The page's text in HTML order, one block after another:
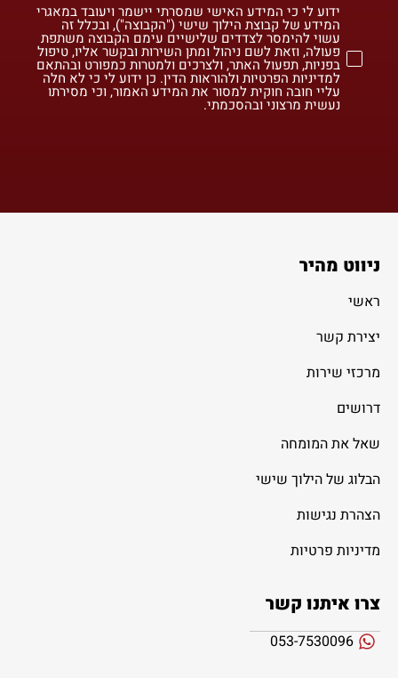
ידוע לי כי המידע האישי שמסרתי יישמר ויעובד במאגרי
המידע של קבוצת הילוך שישי ("הקבוצה"), ובכלל זה
עשוי להימסר לצדדים שלישיים עימם הקבוצה משתפת
פעולה, וזאת לשם ניהול ומתן השירות ובקשר אליו, טיפול
בפניות, תפעול האתר, ולצרכים ולמטרות כמפורט ובהתאם
למדיניות הפרטיות ולהוראות הדין. כן ידוע לי כי לא חלה
עליי חובה חוקית למסור את המידע האמור, וכי מסירתו
נעשית מרצוני ובהסכמתי.
ניווט מהיר
ראשי
יצירת קשר
מרכזי שירות
דרושים
שאל את המומחה
הבלוג של הילוך שישי
הצהרת נגישות
מדיניות פרטיות
צרו איתנו קשר
053-7530096